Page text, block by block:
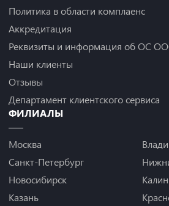
Политика в области комплаенс
Аккредитация
Реквизиты и информация об ОС
Наши клиенты
Отзывы
Департамент клиентского сервиса
ФИЛИАЛЫ
Москва
Санкт-Петербург
Новосибирск
Казань